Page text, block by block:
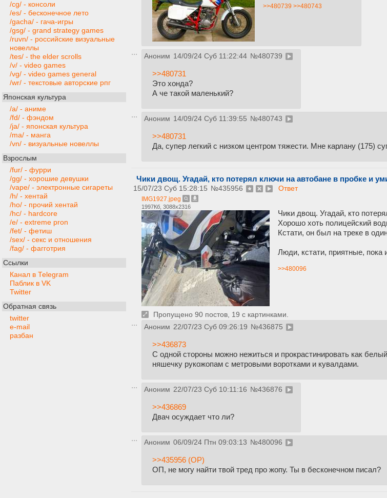
/cg/ - консоли
/es/ - бесконечное лето
/gacha/ - гача-игры
/gsg/ - grand strategy games
/ruvn/ - российские визуальные
новеллы
/tes/ - the elder scrolls
/v/ - video games
/vg/ - video games general
/wr/ - текстовые авторские рпг
Японская культура
/a/ - аниме
/fd/ - фэндом
/ja/ - японская культура
/ma/ - манга
/vn/ - визуальные новеллы
Взрослым
/fur/ - фурри
/gg/ - хорошие девушки
/vape/ - электронные сигареты
/h/ - хентай
/ho/ - прочий хентай
/hc/ - hardcore
/e/ - extreme pron
/fet/ - фетиш
/sex/ - секс и отношения
/fag/ - фагготрия
Ссылки
Канал в Telegram
Паблик в VK
Twitter
Обратная связь
twitter
e-mail
разбан
>>480739 >>480743
Аноним 14/09/24 Суб 11:22:44 №480739
>>480731
Это хонда?
А че такой маленький?
Аноним 14/09/24 Суб 11:39:55 №480743
>>480731
Да, супер легкий с низком центром тяжести. Мне карлану (175)
Чики двощ. Угадай, кто потерял ключи на автобане в пробке и
15/07/23 Суб 15:28:15 №435956 Ответ
IMG1927.jpeg
1997Кб, 3088x2316
Чики двощ. Угадай, кто
Хорошо хоть полицейский
Кстати, он был на треке в
Люди, кстати, приятные,
>>480096
Пропущено 90 постов, 19 с картинками.
Аноним 22/07/23 Суб 09:26:19 №436875
>>436873
С одной стороны можно нежиться и прокрастинировать как
няшечку рукожопам с метровыми воротками и кувалдами.
Аноним 22/07/23 Суб 10:11:16 №436876
>>436869
Двач осуждает что ли?
Аноним 06/09/24 Птн 09:03:13 №480096
>>435956 (OP)
ОП, не могу найти твой тред про жопу. Ты в бесконечном писал?